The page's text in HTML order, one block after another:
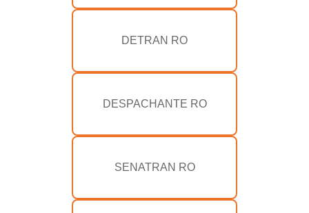
DETRAN RO
DESPACHANTE RO
SENATRAN RO